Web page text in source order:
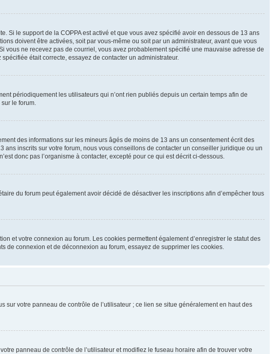
Si le support de la COPPA est activé et que vous avez spécifié avoir en dessous de 13 ans
doivent être activées, soit par vous-même ou soit par un administrateur, avant que vous
ne recevez pas de courriel, vous avez probablement spécifié une mauvaise adresse de
était correcte, essayez de contacter un administrateur.
périodiquement les utilisateurs qui n’ont rien publiés depuis un certain temps afin de
le forum.
des informations sur les mineurs âgés de moins de 13 ans un consentement écrit des
inscrits sur votre forum, nous vous conseillons de contacter un conseiller juridique ou un
donc pas l’organisme à contacter, excepté pour ce qui est décrit ci-dessous.
du forum peut également avoir décidé de désactiver les inscriptions afin d’empêcher tous
et votre connexion au forum. Les cookies permettent également d’enregistrer le statut des
de connexion et de déconnexion au forum, essayez de supprimer les cookies.
votre panneau de contrôle de l’utilisateur ; ce lien se situe généralement en haut des
panneau de contrôle de l’utilisateur et modifiez le fuseau horaire afin de trouver votre